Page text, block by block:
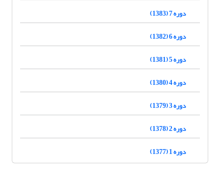
دوره 7 (1383)
دوره 6 (1382)
دوره 5 (1381)
دوره 4 (1380)
دوره 3 (1379)
دوره 2 (1378)
دوره 1 (1377)